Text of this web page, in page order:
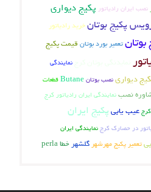
نصب ایران رادیاتور پکیج دیواری
پکیج بوتانخرید رادیاتور
تعمیر بورد بوتان قیمت پکیج
نمایندگی
دیوارینصب بوتانButane قطعات
نصبنمایندگی ایران رادیاتور کرج
عیب یابی پکیج ایران
در حصارک کرج نمایندگی ایران
تعمیر پکیج مهرشهر گلشهرخطا perla